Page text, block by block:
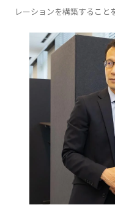
レーションを構築すること